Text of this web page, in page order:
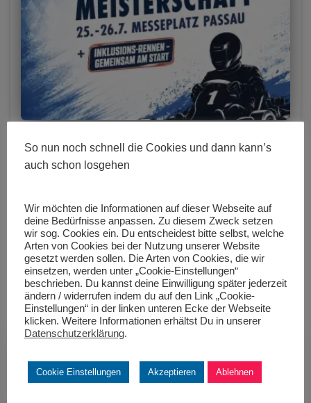
KART-SLALOM
BMV Bayerische Meisterschaft – Starke
Starke Ergebnisse bei der Bayerischen Meisterschaft in
Passau – 4 Fahrer des MAC Königsbrunn dürfen sich im
Oktober mit den Besten der Besten messen Am
Wochenende 25./26. Juli wurde die Bayerische
Meisterschaft 2026 in der Weiterlesen
So nun noch schnell die Cookies und dann kann’s
auch schon losgehen
Wir möchten die Informationen auf dieser Webseite auf
deine Bedürfnisse anpassen. Zu diesem Zweck setzen
wir sog. Cookies ein. Du entscheidest bitte selbst, welche
Arten von Cookies bei der Nutzung unserer Website
gesetzt werden sollen. Die Arten von Cookies, die wir
einsetzen, werden unter „Cookie-Einstellungen“
beschrieben. Du kannst deine Einwilligung später jederzeit
ändern / widerrufen indem du auf den Link „Cookie-
Einstellungen“ in der linken unteren Ecke der Webseite
klicken. Weitere Informationen erhältst Du in unserer
Datenschutzerklärung.
Cookie Einstellungen Akzeptieren Ablehnen